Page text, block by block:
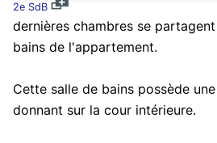
2e SdB
dernières chambres se
bains de l'appartement.
Cette salle de bains possède
donnant sur la cour intérieure.